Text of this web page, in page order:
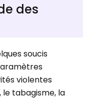
des
soucis
violentes
tabagisme, la